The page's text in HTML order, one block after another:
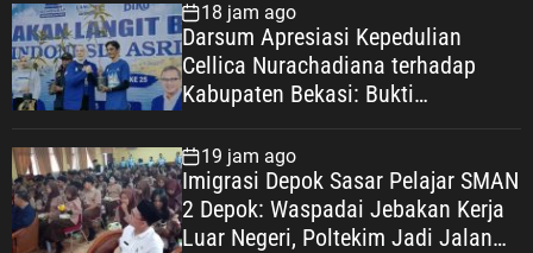
18 jam ago
Darsum Apresiasi Kepedulian
Cellica Nurachadiana terhadap
Kabupaten Bekasi: Bukti
Masyarakat
19 jam ago
Imigrasi Depok Sasar Pelajar SMAN
2 Depok: Waspadai Jebakan Kerja
Luar Negeri, Poltekim Jadi Jalan